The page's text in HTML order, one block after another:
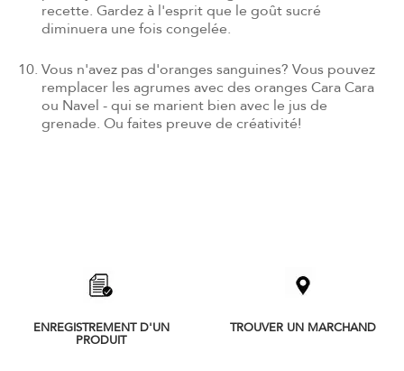
recette. Gardez à l'esprit que le goût sucré
diminuera une fois congelée.
Vous n'avez pas d'oranges sanguines? Vous pouvez
remplacer les agrumes avec des oranges Cara Cara
ou Navel - qui se marient bien avec le jus de
grenade. Ou faites preuve de créativité!
ENREGISTREMENT D'UN
PRODUIT
TROUVER UN MARCHAND